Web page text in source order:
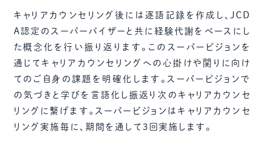
キャリアカウンセリング後には逐語記録を作成し、JCD
A認定のスーパーバイザーと共に経験代謝をベースにし
た概念化を行い振り返ります。このスーパービジョンを
通じてキャリアカウンセリングへの心掛けや関りに向け
てのご自身の課題を明確化します。スーパービジョンで
の気づきと学びを言語化し振返り次のキャリアカウンセ
リングに繋げます。スーパービジョンはキャリアカウンセ
リング実施毎に、期間を通して3回実施します。